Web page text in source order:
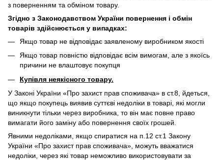
з поверненням та обміном товару.
Згідно з Законодавством України повернення і обмін
товарів здійснюється у випадках:
Якщо товар не відповідає заявленому виробником якості
Якщо товар повністю відповідає всім вимогам, але з якоїсь
причини не влаштовує покупця
Купівля неякісного товару.
У Законі України «Про захист прав споживача» в ст.8, йдеться,
що якщо покупець виявив суттєві недоліки в товарі, які могли
виникнути тільки через виробника, то він має повне право
вимагати його заміну або повернення своїх грошей.
Явними недоліками, якщо спиратися на п.12 ст.1 Закону
України «Про захист прав споживача», можуть вважатися
недоліки, через які товар неможливо використовувати за